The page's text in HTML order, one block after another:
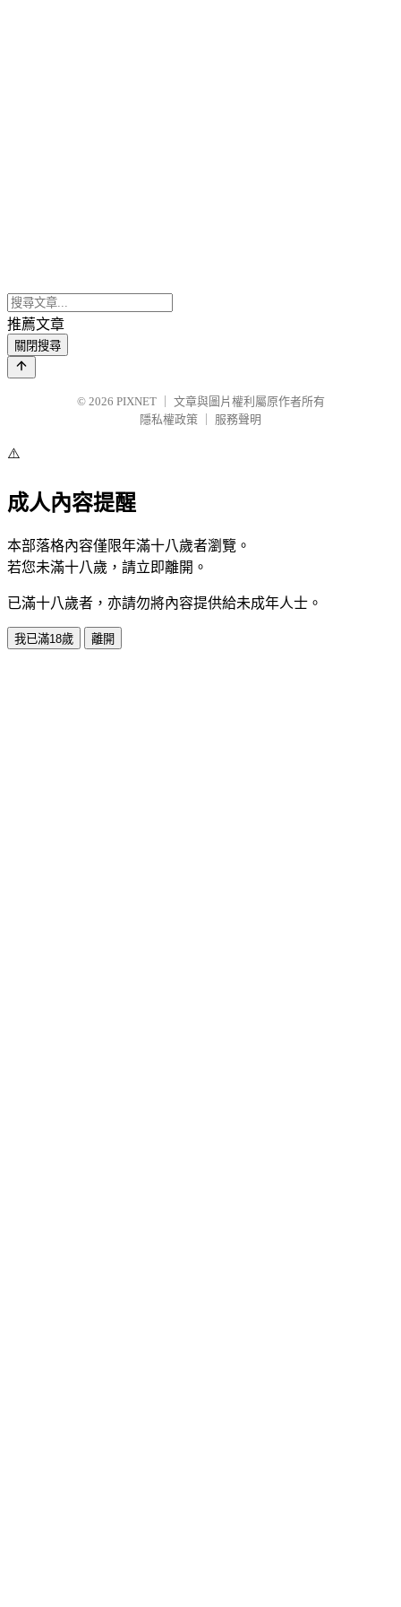
推薦文章
關閉搜尋
© 2026 PIXNET
文章與圖片權利屬原作者所有
隱私權政策
服務聲明
⚠️
成人內容提醒
本部落格內容僅限年滿十八歲者瀏覽。
若您未滿十八歲，請立即離開。
已滿十八歲者，亦請勿將內容提供給未成年人士。
我已滿18歲 離開